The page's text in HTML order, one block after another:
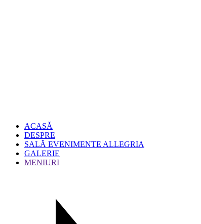
ACASĂ
DESPRE
SALĂ EVENIMENTE ALLEGRIA
GALERIE
MENIURI